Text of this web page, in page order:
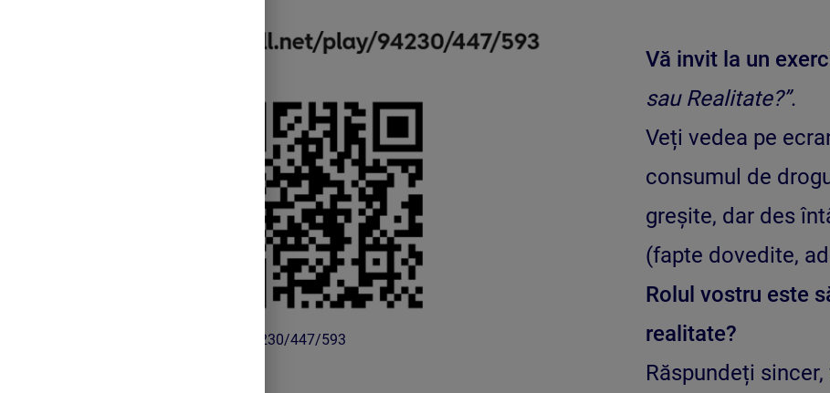
https://wordwall.net/play/94230/447/593
Vă invit la un
sau Realitate?”.
Veți vedea pe
consumul de
greșite, dar des
(fapte dovedite,
Rolul vostru este
realitate?
Răspundeți